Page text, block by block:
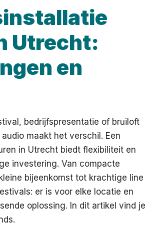
Utrecht:
en
bedrijfspresentatie of bruiloft
maakt het verschil. Een
in Utrecht biedt flexibiliteit en
investering. Van compacte
bijeenkomst tot krachtige line
er is voor elke locatie en
oplossing. In dit artikel vind je